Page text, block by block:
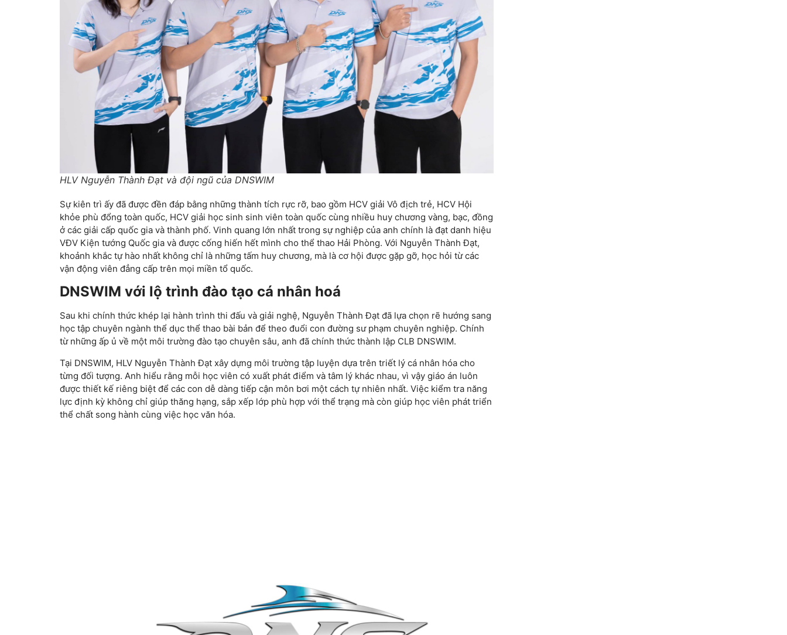
HLV Nguyễn Thành Đạt và đội ngũ của DNSWIM
Sự kiên trì ấy đã được đền đáp bằng những thành tích rực rỡ, bao gồm HCV giải Vô địch trẻ, HCV Hội
khỏe phù đổng toàn quốc, HCV giải học sinh sinh viên toàn quốc cùng nhiều huy chương vàng, bạc, đồng
ở các giải cấp quốc gia và thành phố. Vinh quang lớn nhất trong sự nghiệp của anh chính là đạt danh hiệu
VĐV Kiện tướng Quốc gia và được cống hiến hết mình cho thể thao Hải Phòng. Với Nguyễn Thành Đạt,
khoảnh khắc tự hào nhất không chỉ là những tấm huy chương, mà là cơ hội được gặp gỡ, học hỏi từ các
vận động viên đẳng cấp trên mọi miền tổ quốc.
DNSWIM với lộ trình đào tạo cá nhân hoá
Sau khi chính thức khép lại hành trình thi đấu và giải nghệ, Nguyễn Thành Đạt đã lựa chọn rẽ hướng sang
học tập chuyên ngành thể dục thể thao bài bản để theo đuổi con đường sư phạm chuyên nghiệp. Chính
từ những ấp ủ về một môi trường đào tạo chuyên sâu, anh đã chính thức thành lập CLB DNSWIM.
Tại DNSWIM, HLV Nguyễn Thành Đạt xây dựng môi trường tập luyện dựa trên triết lý cá nhân hóa cho
từng đối tượng. Anh hiểu rằng mỗi học viên có xuất phát điểm và tâm lý khác nhau, vì vậy giáo án luôn
được thiết kế riêng biệt để các con dễ dàng tiếp cận môn bơi một cách tự nhiên nhất. Việc kiểm tra năng
lực định kỳ không chỉ giúp thăng hạng, sắp xếp lớp phù hợp với thể trạng mà còn giúp học viên phát triển
thể chất song hành cùng việc học văn hóa.